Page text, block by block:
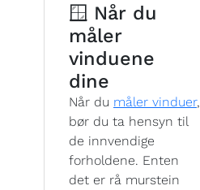
🪟 Når du
måler
vinduene
dine
Når du måler vinduer,
bør du ta hensyn til
de innvendige
forholdene. Enten
det er rå murstein